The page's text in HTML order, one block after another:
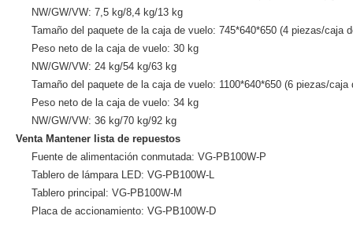
NW/GW/VW: 7,5 kg/8,4 kg/13 kg
Tamaño del paquete de la caja de vuelo: 745*640*650 (4 piezas/caja
Peso neto de la caja de vuelo: 30 kg
NW/GW/VW: 24 kg/54 kg/63 kg
Tamaño del paquete de la caja de vuelo: 1100*640*650 (6 piezas/caja
Peso neto de la caja de vuelo: 34 kg
NW/GW/VW: 36 kg/70 kg/92 kg
Venta Mantener lista de repuestos
Fuente de alimentación conmutada: VG-PB100W-P
Tablero de lámpara LED: VG-PB100W-L
Tablero principal: VG-PB100W-M
Placa de accionamiento: VG-PB100W-D